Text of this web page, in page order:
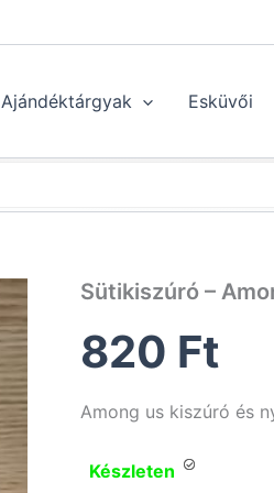
Ajándéktárgyak Esküvői
Sütikiszúró –
820 Ft
Among us kiszúró és
Készleten